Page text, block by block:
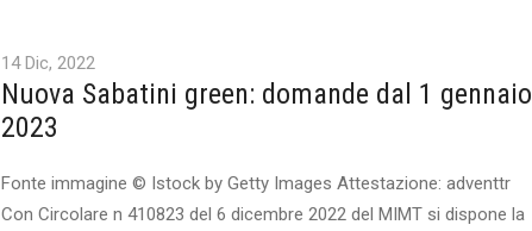
14 Dic, 2022
Nuova Sabatini green: domande dal 1 gennaio
2023
Fonte immagine © Istock by Getty Images Attestazione: adventtr
Con Circolare n 410823 del 6 dicembre 2022 del MIMT si dispone la